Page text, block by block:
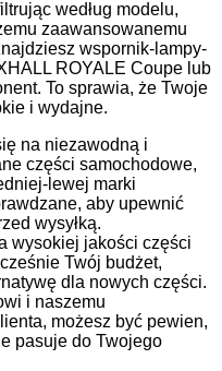
według modelu,
zaawansowanemu
wspornik-lampy-
ROYALE Coupe lub
To sprawia, że Twoje
i wydajne.
na niezawodną i
części samochodowe,
lewej marki
aby upewnić
wysyłką.
wysokiej jakości części
Twój budżet,
dla nowych części.
i naszemu
możesz być pewien,
pasuje do Twojego